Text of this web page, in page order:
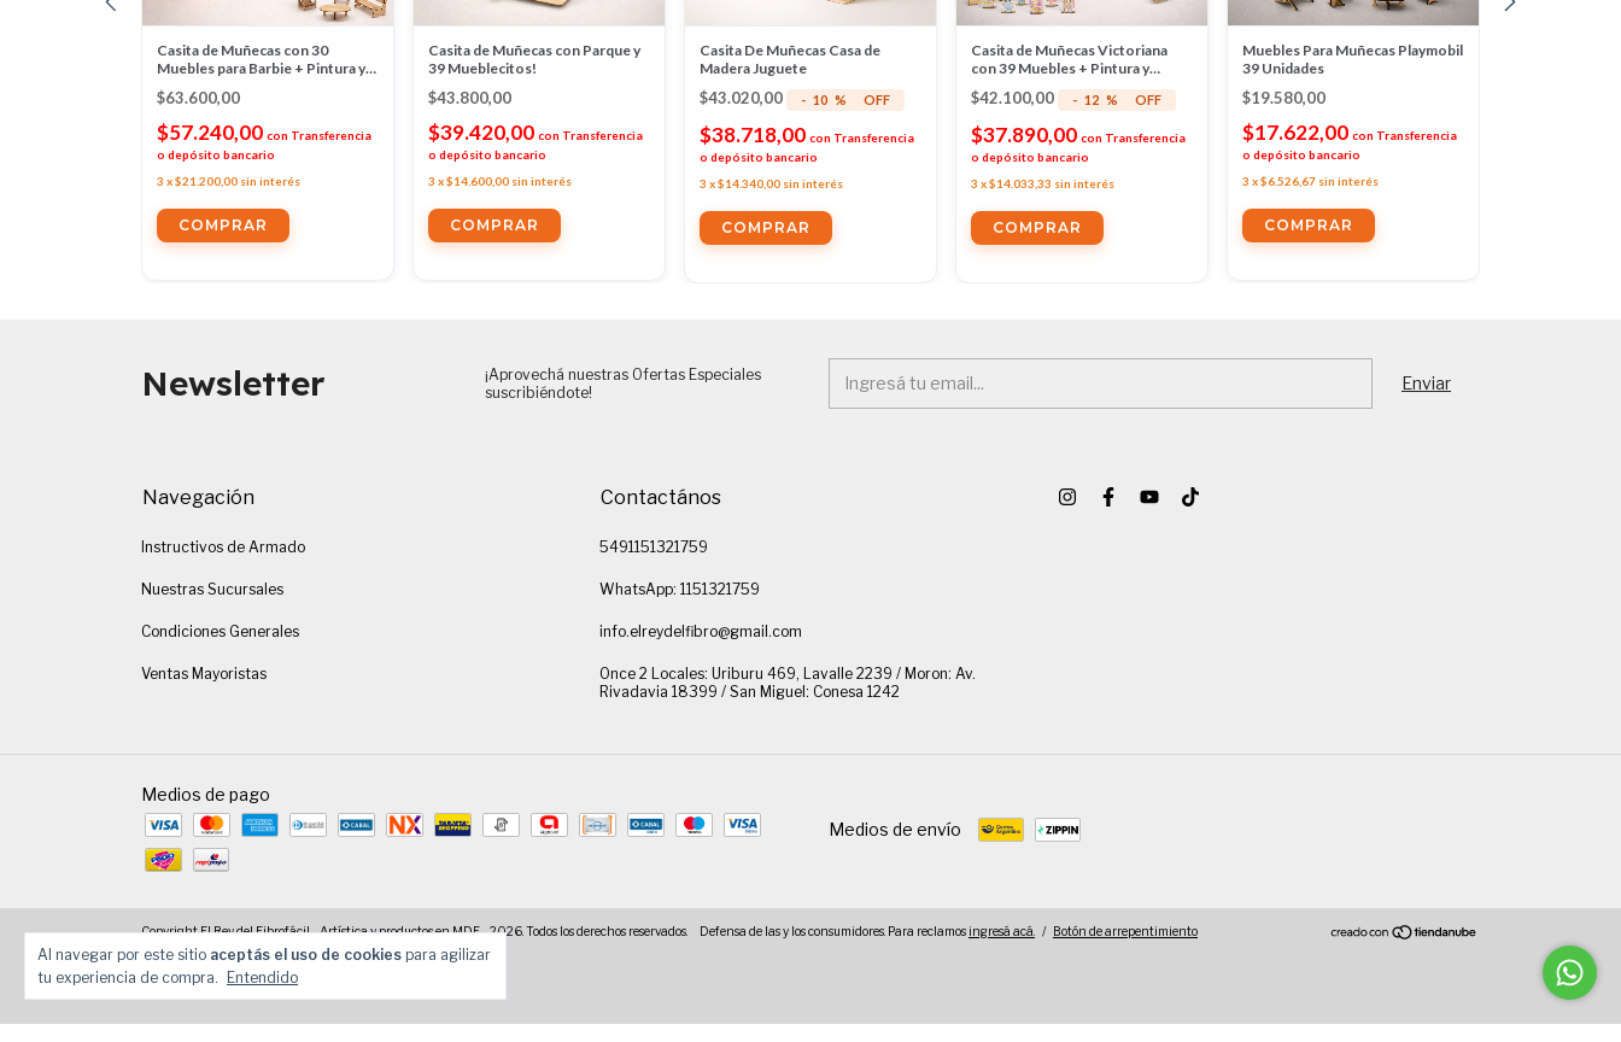
Al navegar por este sitio aceptás el uso de cookies para agilizar
tu experiencia de compra.
Entendido
Casita de Muñecas con 30
Muebles para Barbie + Pintura y
Accesorios de Regalo!
$63.600,00
$57.240,00 con Transferencia
o depósito bancario
3 x$21.200,00 sin interés
Casita de Muñecas con Parque y
39 Mueblecitos!
$43.800,00
$39.420,00 con Transferencia
o depósito bancario
3 x$14.600,00 sin interés
Casita De Muñecas Casa de
Madera Juguete
$43.020,00 - 10 % OFF
$38.718,00 con Transferencia
o depósito bancario
3 x$14.340,00 sin interés
Casita de Muñecas Victoriana
con 39 Muebles + Pintura y
Accesorios de Regalo!
$42.100,00 - 12 % OFF
$37.890,00 con Transferencia
o depósito bancario
3 x$14.033,33 sin interés
Muebles Para Muñecas Playmobil
39 Unidades
$19.580,00
$17.622,00 con Transferencia
o depósito bancario
3 x$6.526,67 sin interés
Newsletter
¡Aprovechá nuestras Ofertas Especiales
suscribiéndote!
Navegación
Instructivos de Armado
Nuestras Sucursales
Condiciones Generales
Ventas Mayoristas
Contactános
5491151321759
WhatsApp: 1151321759
info.elreydelfibro@gmail.com
Once 2 Locales: Uriburu 469, Lavalle 2239 / Moron: Av.
Rivadavia 18399 / San Miguel: Conesa 1242
Medios de pago
Medios de envío
Copyright El Rey del Fibrofácil - Artística y productos en MDF - 2026. Todos los derechos reservados. Defensa de las y los consumidores. Para reclamos ingresá acá. / Botón de arrepentimiento